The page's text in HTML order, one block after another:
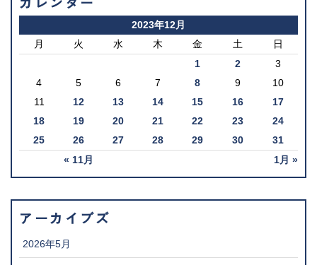
2023年12月
月
火 水 木 金 土 日
« 11月 1月 »
1 2
3
4
5 6 7 8 9
10
11
12 13 14 15 16
17
18
19 20 21 22 23
24
25
26 27 28 29 30 31
アーカイブズ
2026年5月